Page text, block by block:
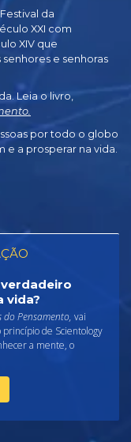
da
XXI com
XIV que
e senhoras
Leia o livro,
por todo o globo
e a prosperar na vida.
vida?
do Pensamento, vai
de Scientology
a mente, o